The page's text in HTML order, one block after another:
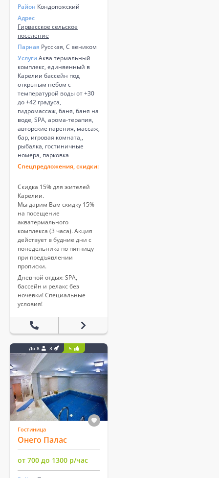
Район Кондопожский
Адрес
Гирвасское сельское
поселение
Парная Русская, С веником
Услуги Аква термальный
комплекс, единвенный в
Карелии бассейн под
открытым небом с
температурой воды от +30
до +42 градуса,
гидромассаж, баня, баня на
воде, SPA, арома-терапия,
авторские парения, массаж,
бар, игровая комната,,
рыбалка, гостиничные
номера, парковка
Спецпредложения, скидки:
Скидка 15% для жителей
Карелии.
Мы дарим Вам скидку 15%
на посещение
акватермального
комплекса (3 часа). Акция
действует в будние дни с
понедельника по пятницу
при предъявлении
прописки.
Дневной отдых: SPA,
бассейн и релакс без
ночевки! Специальные
условия!
До 8 3 5
Гостиница
Онего Палас
от 700 до 1300 р/час